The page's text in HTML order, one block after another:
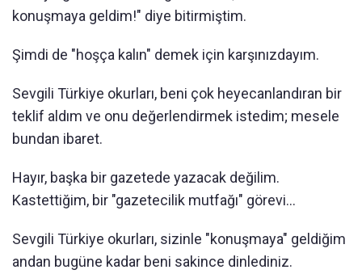
konuşmaya geldim!" diye bitirmiştim.
Şimdi de "hoşça kalın" demek için karşınızdayım.
Sevgili Türkiye okurları, beni çok heyecanlandıran bir
teklif aldım ve onu değerlendirmek istedim; mesele
bundan ibaret.
Hayır, başka bir gazetede yazacak değilim.
Kastettiğim, bir "gazetecilik mutfağı" görevi...
Sevgili Türkiye okurları, sizinle "konuşmaya" geldiğim
andan bugüne kadar beni sakince dinlediniz.